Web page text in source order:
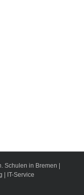
Schulen in Bremen
IT-Service